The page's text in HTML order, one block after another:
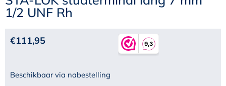
1/2 UNF Rh
€111,95
Beschikbaar via nabestelling